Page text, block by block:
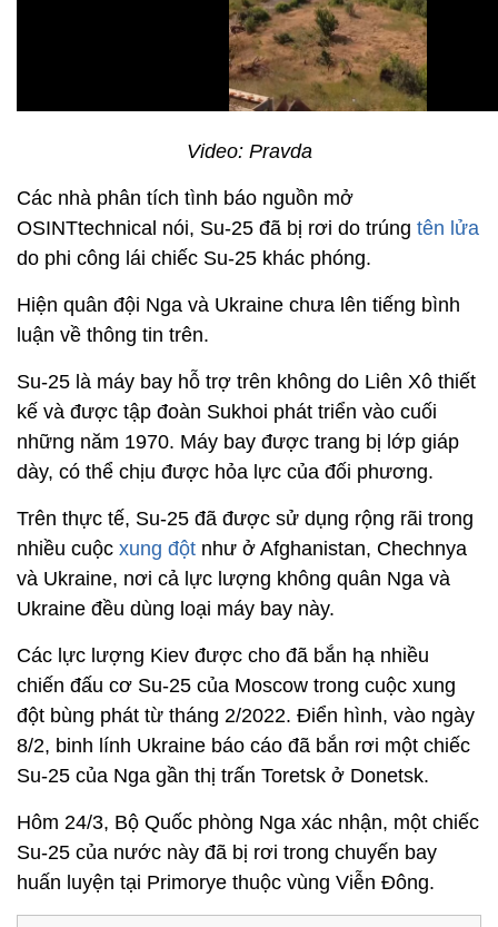
Video: Pravda
Các nhà phân tích tình báo nguồn mở
OSINTtechnical nói, Su-25 đã bị rơi do trúng tên lửa
do phi công lái chiếc Su-25 khác phóng.
Hiện quân đội Nga và Ukraine chưa lên tiếng bình
luận về thông tin trên.
Su-25 là máy bay hỗ trợ trên không do Liên Xô thiết
kế và được tập đoàn Sukhoi phát triển vào cuối
những năm 1970. Máy bay được trang bị lớp giáp
dày, có thể chịu được hỏa lực của đối phương.
Trên thực tế, Su-25 đã được sử dụng rộng rãi trong
nhiều cuộc xung đột như ở Afghanistan, Chechnya
và Ukraine, nơi cả lực lượng không quân Nga và
Ukraine đều dùng loại máy bay này.
Các lực lượng Kiev được cho đã bắn hạ nhiều
chiến đấu cơ Su-25 của Moscow trong cuộc xung
đột bùng phát từ tháng 2/2022. Điển hình, vào ngày
8/2, binh lính Ukraine báo cáo đã bắn rơi một chiếc
Su-25 của Nga gần thị trấn Toretsk ở Donetsk.
Hôm 24/3, Bộ Quốc phòng Nga xác nhận, một chiếc
Su-25 của nước này đã bị rơi trong chuyến bay
huấn luyện tại Primorye thuộc vùng Viễn Đông.